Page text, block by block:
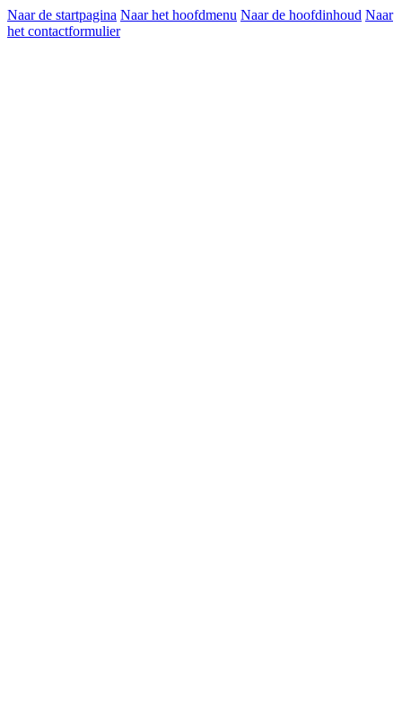
Naar de startpagina Naar het hoofdmenu Naar de hoofdinhoud Naar
het contactformulier